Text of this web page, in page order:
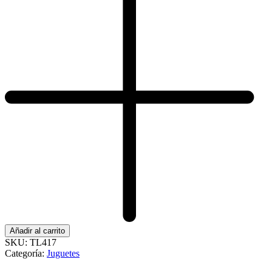
Añadir al carrito
SKU: TL417
Categoría: Juguetes